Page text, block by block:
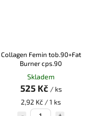
Collagen Femin tob.90+Fat
Burner cps.90
Skladem
525 Kč / ks
2,92 Kč / 1 ks